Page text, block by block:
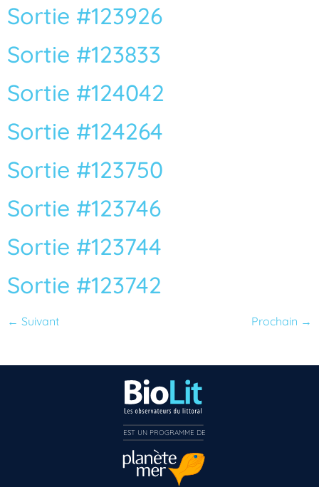
Sortie #123926
Sortie #123833
Sortie #124042
Sortie #124264
Sortie #123750
Sortie #123746
Sortie #123744
Sortie #123742
← Suivant Prochain →